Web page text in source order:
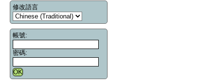
修改語言
帳號:
密碼: